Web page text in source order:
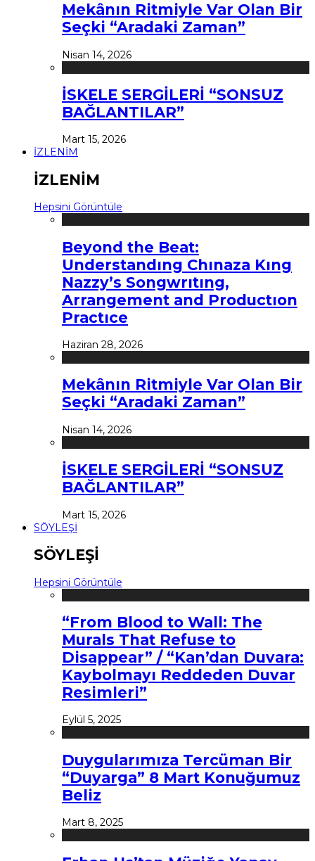
Mekânın Ritmiyle Var Olan Bir
Seçki “Aradaki Zaman”
Nisan 14, 2026
İSKELE SERGİLERİ “SONSUZ
BAĞLANTILAR”
Mart 15, 2026
İZLENİM
İZLENİM
Hepsini Görüntüle
Beyond the Beat:
Understandıng Chınaza Kıng
Nazzy’s Songwrıtıng,
Arrangement and Productıon
Practıce
Haziran 28, 2026
Mekânın Ritmiyle Var Olan Bir
Seçki “Aradaki Zaman”
Nisan 14, 2026
İSKELE SERGİLERİ “SONSUZ
BAĞLANTILAR”
Mart 15, 2026
SÖYLEŞİ
SÖYLEŞİ
Hepsini Görüntüle
“From Blood to Wall: The
Murals That Refuse to
Disappear” / “Kan’dan Duvara:
Kaybolmayı Reddeden Duvar
Resimleri”
Eylül 5, 2025
Duygularımıza Tercüman Bir
“Duyarga” 8 Mart Konuğumuz
Beliz
Mart 8, 2025